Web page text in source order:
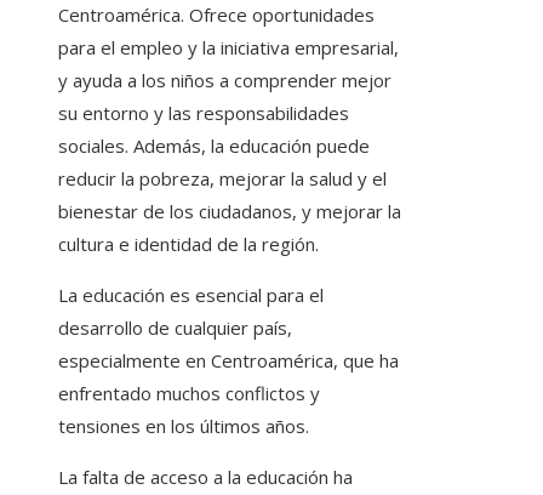
Centroamérica. Ofrece oportunidades
para el empleo y la iniciativa empresarial,
y ayuda a los niños a comprender mejor
su entorno y las responsabilidades
sociales. Además, la educación puede
reducir la pobreza, mejorar la salud y el
bienestar de los ciudadanos, y mejorar la
cultura e identidad de la región.
La educación es esencial para el
desarrollo de cualquier país,
especialmente en Centroamérica, que ha
enfrentado muchos conflictos y
tensiones en los últimos años.
La falta de acceso a la educación ha